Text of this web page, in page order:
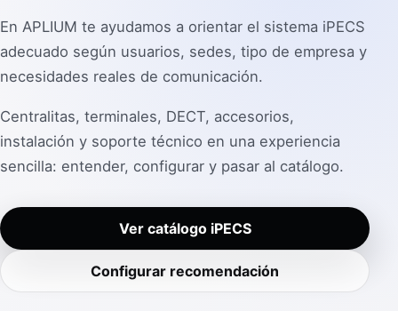
En APLIUM te ayudamos a orientar el sistema iPECS
adecuado según usuarios, sedes, tipo de empresa y
necesidades reales de comunicación.
Centralitas, terminales, DECT, accesorios,
instalación y soporte técnico en una experiencia
sencilla: entender, configurar y pasar al catálogo.
Ver catálogo iPECS
Configurar recomendación